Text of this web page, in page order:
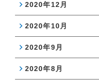
2020年12月
2020年10月
2020年9月
2020年8月